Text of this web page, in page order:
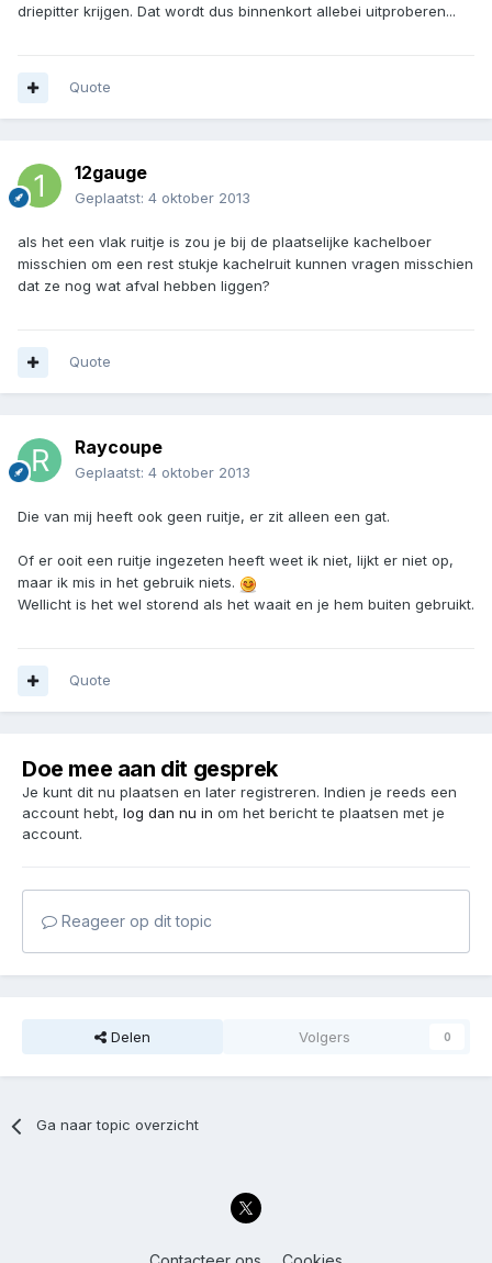
driepitter krijgen. Dat wordt dus binnenkort allebei uitproberen...
Quote
12gauge
Geplaatst: 4 oktober 2013
als het een vlak ruitje is zou je bij de plaatselijke kachelboer
misschien om een rest stukje kachelruit kunnen vragen misschien
dat ze nog wat afval hebben liggen?
Quote
Raycoupe
Geplaatst: 4 oktober 2013
Die van mij heeft ook geen ruitje, er zit alleen een gat.
Of er ooit een ruitje ingezeten heeft weet ik niet, lijkt er niet op,
maar ik mis in het gebruik niets.
Wellicht is het wel storend als het waait en je hem buiten gebruikt.
Quote
Doe mee aan dit gesprek
Je kunt dit nu plaatsen en later registreren. Indien je reeds een
account hebt, log dan nu in om het bericht te plaatsen met je
account.
Reageer op dit topic
Delen Volgers 0
Ga naar topic overzicht